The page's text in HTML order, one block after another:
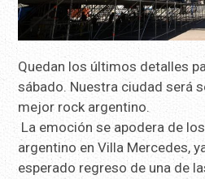
Quedan los últimos detalles
sábado. Nuestra ciudad será
mejor rock argentino.
La emoción se apodera de
argentino en Villa Mercedes,
esperado regreso de una de